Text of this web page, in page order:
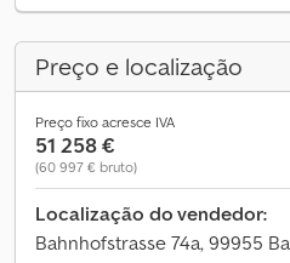
Preço e localização
Preço fixo acresce IVA
51 258 €
(60 997 € bruto)
Localização do vendedor:
Bahnhofstrasse 74a, 99955